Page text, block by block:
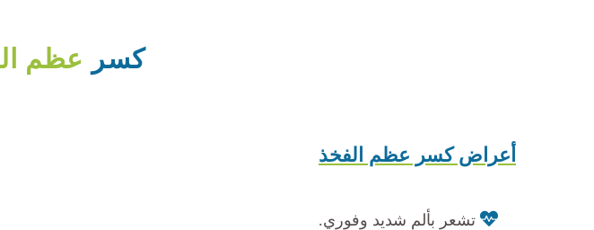
كسر عظم
أعراض كسر عظم الفخذ
تشعر بألم شديد وفوري.